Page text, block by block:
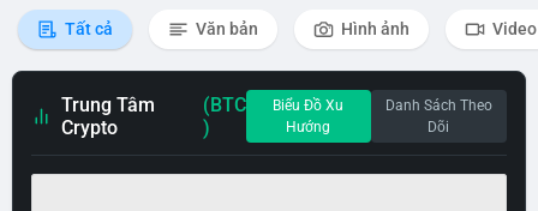
Tất cả Văn bản Hình ảnh Video
Trung Tâm
Crypto
(BTC
)
Biểu Đồ Xu
Hướng
Danh Sách Theo
Dõi